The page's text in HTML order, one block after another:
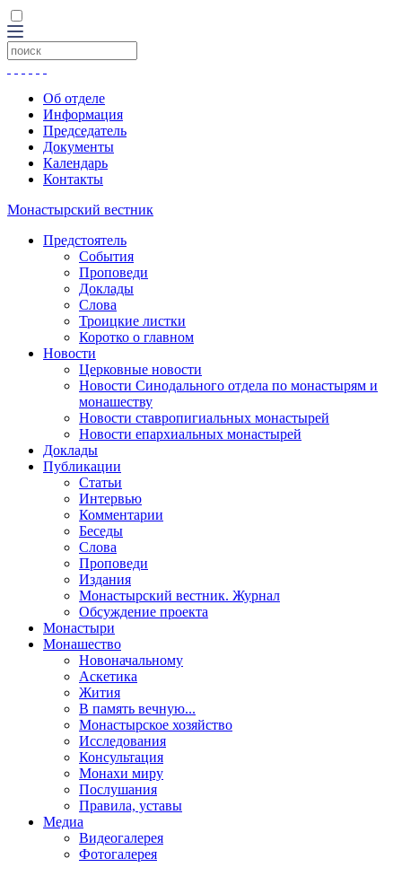
Об отделе
Информация
Председатель
Документы
Календарь
Контакты
Монастырский вестник
Предстоятель
События
Проповеди
Доклады
Слова
Троицкие листки
Коротко о главном
Новости
Церковные новости
Новости Синодального отдела по монастырям и
монашеству
Новости ставропигиальных монастырей
Новости епархиальных монастырей
Доклады
Публикации
Статьи
Интервью
Комментарии
Беседы
Слова
Проповеди
Издания
Монастырский вестник. Журнал
Обсуждение проекта
Монастыри
Монашество
Новоначальному
Аскетика
Жития
В память вечную...
Монастырское хозяйство
Исследования
Консультация
Монахи миру
Послушания
Правила, уставы
Медиа
Видеогалерея
Фотогалерея